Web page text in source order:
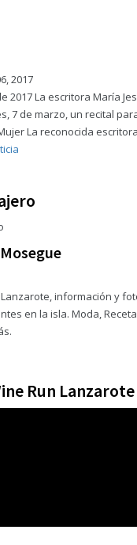
2017
2017 La escritora María
7 de marzo, un recital
La reconocida
información y
en la isla. Moda,
Run Lanzarote